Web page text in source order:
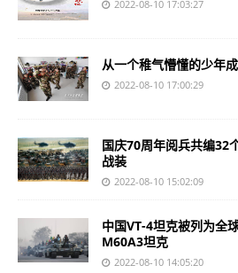
2022-08-10 17:03:27
从一个稚气懵懂的少年
2022-08-10 17:00:29
国庆70周年阅兵共编32
战装
2022-08-10 15:02:09
中国VT-4坦克被列为全
M60A3坦克
2022-08-10 14:05:20